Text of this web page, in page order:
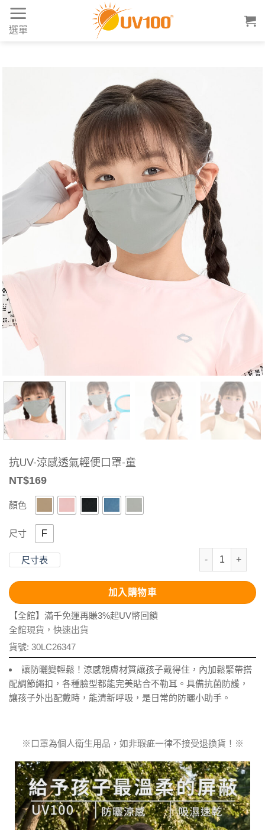
Skip
content
選單
抗UV-涼感透氣輕便口罩-童
NT$169
顏色
尺寸 F
尺寸表
抗UV-涼感透
加入購物車
【全館】滿千免運再賺3%起UV幣回饋
全館現貨，快速出貨
貨號: 30LC26347
讓防曬變輕鬆！涼感親膚材質讓孩子戴得住，內加鬆緊帶搭
配調節繩扣，各種臉型都能完美貼合不勒耳。具備抗菌防護，
讓孩子外出配戴時，能清新呼吸，是日常的防曬小助手。
※口罩為個人衛生用品，如非瑕疵一律不接受退換貨！※